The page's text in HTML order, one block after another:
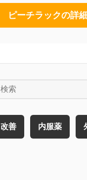
ピーチラックの詳細
改善 内服薬